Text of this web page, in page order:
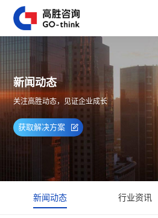
新闻动态
关注高胜动态，见证企业成长
获取解决方案
新闻动态 行业资讯